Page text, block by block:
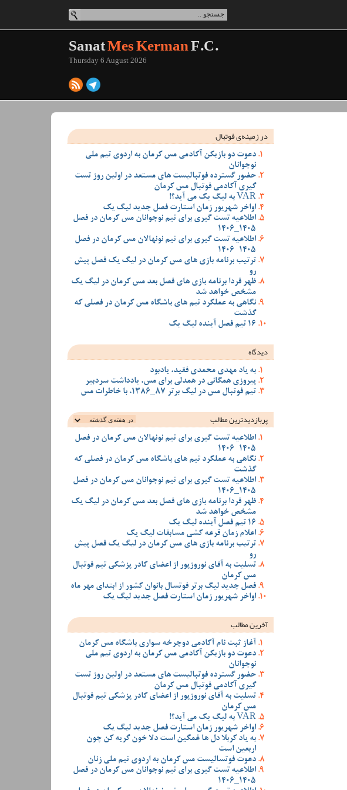
SanatMes KermanF.C.
Thursday 6 August 2026
در زمینه‌ی فوتبال
دعوت دو بازیکن آکادمی مس کرمان به اردوی تیم ملی
نوجوانان
حضور گسترده فوتبالیست های مستعد در اولین روز تست
گیری آکادمی فوتبال مس کرمان
VAR به لیگ یک می آید؟!
اواخر شهریور زمان استارت فصل جدید لیگ یک
اطلاعیه تست گیری برای تیم نوجوانان مس کرمان در فصل
1405_1406
اطلاعیه تست گیری برای تیم نونهالان مس کرمان در فصل
1405-1406
ترتیب برنامه بازی های مس کرمان در لیگ یک فصل پیش
رو
ظهر فردا برنامه بازی های فصل بعد مس کرمان در لیگ یک
مشخص خواهد شد
نگاهی به عملکرد تیم های باشگاه مس کرمان در فصلی که
گذشت
16 تیم فصل آینده لیگ یک
دیدگاه
به یاد مهدی محمدی فقید، یادبود
پیروزی همگانی در همدلی برای مس، یادداشت سردبیر
تیم فوتبال مس در لیگ برتر 87_1386، با خاطرات مس
پربازدیدترین‌ مطالب
اطلاعیه تست گیری برای تیم نونهالان مس کرمان در فصل
1405-1406
نگاهی به عملکرد تیم های باشگاه مس کرمان در فصلی که
گذشت
اطلاعیه تست گیری برای تیم نوجوانان مس کرمان در فصل
1405_1406
ظهر فردا برنامه بازی های فصل بعد مس کرمان در لیگ یک
مشخص خواهد شد
16 تیم فصل آینده لیگ یک
اعلام زمان قرعه کشی مسابقات لیگ یک
ترتیب برنامه بازی های مس کرمان در لیگ یک فصل پیش
رو
تسلیت به آقای نوروزپور از اعضای کادر پزشکی تیم فوتبال
مس کرمان
فصل جدید لیگ برتر فوتسال بانوان کشور از ابتدای مهر ماه
اواخر شهریور زمان استارت فصل جدید لیگ یک
آخرین مطالب
آغاز ثبت نام آکادمی دوچرخه سواری باشگاه مس کرمان
دعوت دو بازیکن آکادمی مس کرمان به اردوی تیم ملی
نوجوانان
حضور گسترده فوتبالیست های مستعد در اولین روز تست
گیری آکادمی فوتبال مس کرمان
تسلیت به آقای نوروزپور از اعضای کادر پزشکی تیم فوتبال
مس کرمان
VAR به لیگ یک می آید؟!
اواخر شهریور زمان استارت فصل جدید لیگ یک
به یاد کربلا دل ها غمگین است دلا خون گریه کن چون
اربعین است
دعوت فوتسالیست مس کرمان به اردوی تیم ملی زنان
اطلاعیه تست گیری برای تیم نوجوانان مس کرمان در فصل
1405_1406